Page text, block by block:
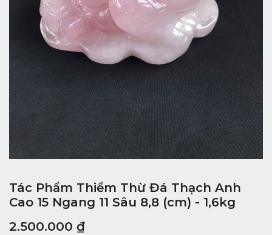
Tác Phẩm Thiềm Thừ Đá Thạch Anh
Cao 15 Ngang 11 Sâu 8,8 (cm) - 1,6kg
2.500.000 ₫